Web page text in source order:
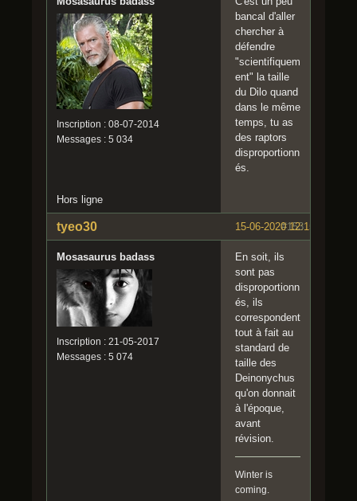
Inscription : 08-07-2014
Messages : 5 034
bancal d'aller
chercher à
défendre
"scientifiquem
ent" la taille
du Dilo quand
dans le même
temps, tu as
des raptors
disproportionn
és.
Hors ligne
#153
15-06-2020 12:15:47
tyeo30
Mosasaurus badass
Inscription : 21-05-2017
Messages : 5 074
En soit, ils
sont pas
disproportionn
és, ils
correspondent
tout à fait au
standard de
taille des
Deinonychus
qu'on donnait
à l'époque,
avant
révision.
Winter is
coming.